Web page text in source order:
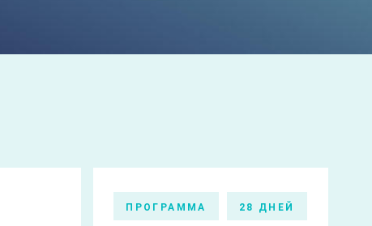
ПРОГРАММА 28 ДНЕЙ